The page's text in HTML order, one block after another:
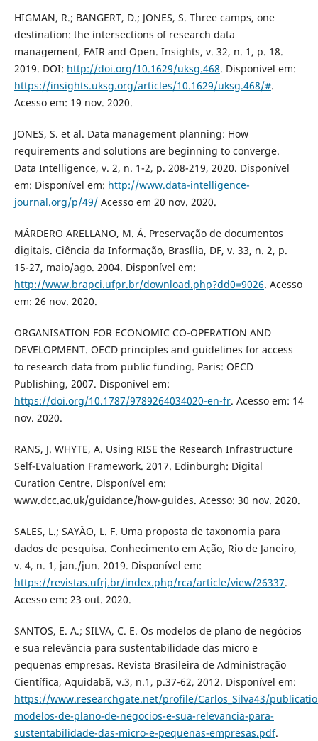
HIGMAN, R.; BANGERT, D.; JONES, S. Three camps, one
destination: the intersections of research data
management, FAIR and Open. Insights, v. 32, n. 1, p. 18.
2019. DOI: http://doi.org/10.1629/uksg.468. Disponível em:
https://insights.uksg.org/articles/10.1629/uksg.468/#.
Acesso em: 19 nov. 2020.
JONES, S. et al. Data management planning: How
requirements and solutions are beginning to converge.
Data Intelligence, v. 2, n. 1-2, p. 208-219, 2020. Disponível
em: Disponível em: http://www.data-intelligence-
journal.org/p/49/Acesso em 20 nov. 2020.
MÁRDERO ARELLANO, M. Á. Preservação de documentos
digitais. Ciência da Informação, Brasília, DF, v. 33, n. 2, p.
15-27, maio/ago. 2004. Disponível em:
http://www.brapci.ufpr.br/download.php?dd0=9026. Acesso
em: 26 nov. 2020.
ORGANISATION FOR ECONOMIC CO-OPERATION AND
DEVELOPMENT. OECD principles and guidelines for access
to research data from public funding. Paris: OECD
Publishing, 2007. Disponível em:
https://doi.org/10.1787/9789264034020-en-fr. Acesso em: 14
nov. 2020.
RANS, J. WHYTE, A. Using RISE the Research Infrastructure
Self-Evaluation Framework. 2017. Edinburgh: Digital
Curation Centre. Disponível em:
www.dcc.ac.uk/guidance/how-guides. Acesso: 30 nov. 2020.
SALES, L.; SAYÃO, L. F. Uma proposta de taxonomia para
dados de pesquisa. Conhecimento em Ação, Rio de Janeiro,
v. 4, n. 1, jan./jun. 2019. Disponível em:
https://revistas.ufrj.br/index.php/rca/article/view/26337.
Acesso em: 23 out. 2020.
SANTOS, E. A.; SILVA, C. E. Os modelos de plano de negócios
e sua relevância para sustentabilidade das micro e
pequenas empresas. Revista Brasileira de Administração
Científica, Aquidabã, v.3, n.1, p.37‐62, 2012. Disponível em:
https://www.researchgate.net/profile/Carlos_Silva43/
modelos-de-plano-de-negocios-e-sua-relevancia-para-
sustentabilidade-das-micro-e-pequenas-empresas.pdf.